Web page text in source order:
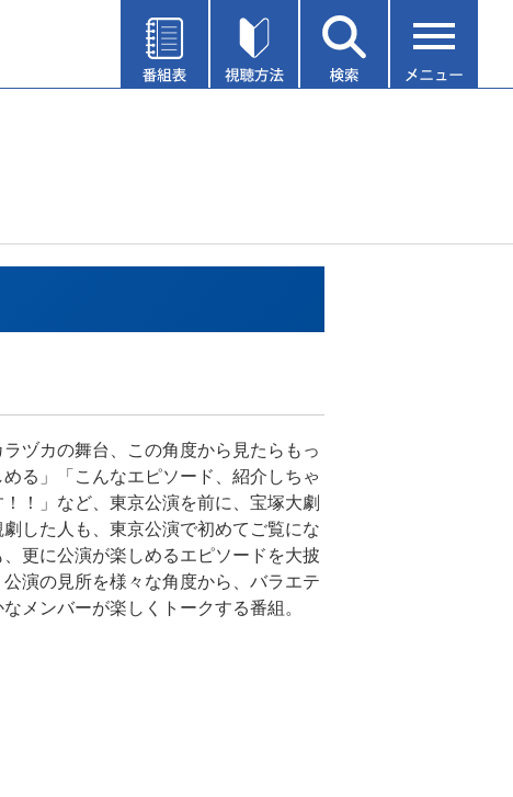
ラヅカの舞台、この角度から見たらもっ
める」「こんなエピソード、紹介しちゃ
！！」など、東京公演を前に、宝塚大劇
劇した人も、東京公演で初めてご覧にな
、更に公演が楽しめるエピソードを大披
公演の見所を様々な角度から、バラエテ
なメンバーが楽しくトークする番組。